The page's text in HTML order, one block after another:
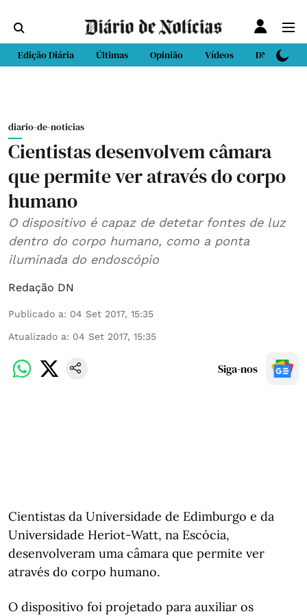
Edição Diária Últimas Opinião Vídeos DN Sport
diario-de-noticias
Cientistas desenvolvem câmara
que permite ver através do corpo
humano
O dispositivo é capaz de detetar fontes de luz
dentro do corpo humano, como a ponta
iluminada do endoscópio
Redação DN
Publicado a: 04 Set 2017, 15:35
Atualizado a: 04 Set 2017, 15:35
Siga-nos
Cientistas da Universidade de Edimburgo e da
Universidade Heriot-Watt, na Escócia,
desenvolveram uma câmara que permite ver
através do corpo humano.
O dispositivo foi projetado para auxiliar os